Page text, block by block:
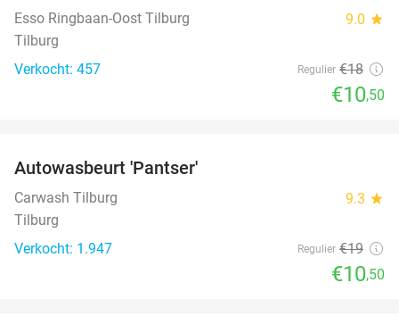
Esso Ringbaan-Oost Tilburg 9.0 star
Tilburg
Verkocht: 457
Regulier €18
€10,50
Autowasbeurt 'Pantser'
Carwash Tilburg 9.3 star
Tilburg
Verkocht: 1.947
Regulier €19
€10,50